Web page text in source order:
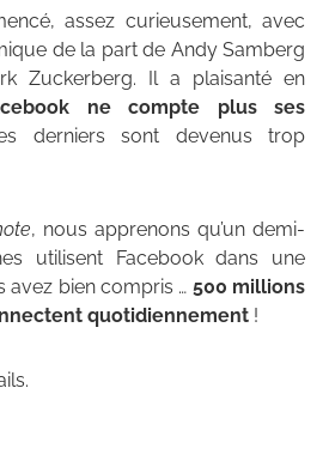
assez curieusement, avec
de la part de Andy Samberg
Zuckerberg. Il a plaisanté en
ne compte plus ses
derniers sont devenus trop
, nous apprenons qu’un demi-
utilisent Facebook dans une
avez bien compris … 500 millions
quotidiennement !